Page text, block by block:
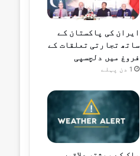
ایران کی پاکستان کے
ساتھ تجارتی تعلقات کے
فروغ میں دلچسپی
1 دن پہلے